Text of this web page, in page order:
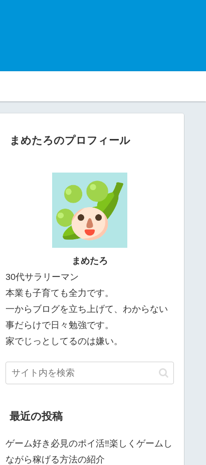
まめたろのプロフィール
まめたろ
30代サラリーマン
本業も子育ても全力です。
一からブログを立ち上げて、わからない
事だらけで日々勉強です。
家でじっとしてるのは嫌い。
最近の投稿
ゲーム好き必見のポイ活‼楽しくゲームし
ながら稼げる方法の紹介